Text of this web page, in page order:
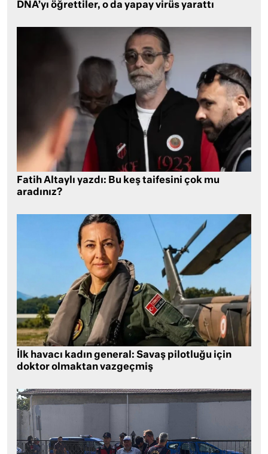
DNA’yı öğrettiler, o da yapay virüs yarattı
Fatih Altaylı yazdı: Bu keş taifesini çok mu
aradınız?
İlk havacı kadın general: Savaş pilotluğu için
doktor olmaktan vazgeçmiş